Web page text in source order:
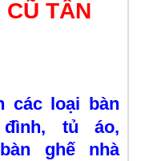
TÂN
các loại bàn
tủ áo,
ghế nhà